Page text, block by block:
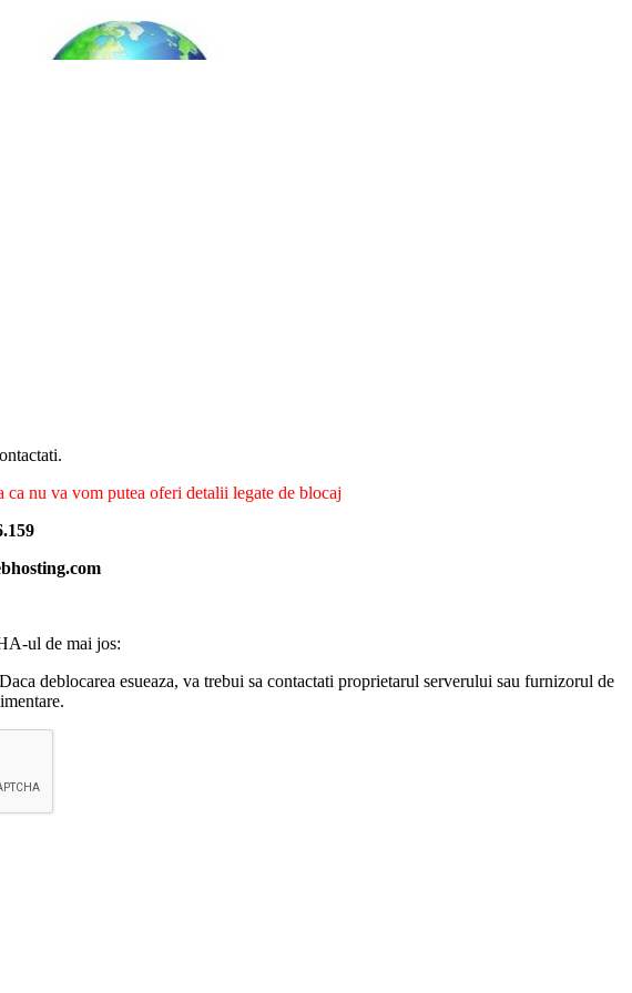
nu va vom putea oferi detalii legate de blocaj
ul de mai jos:
deblocarea esueaza, va trebui sa contactati proprietarul serverului sau furnizorul de